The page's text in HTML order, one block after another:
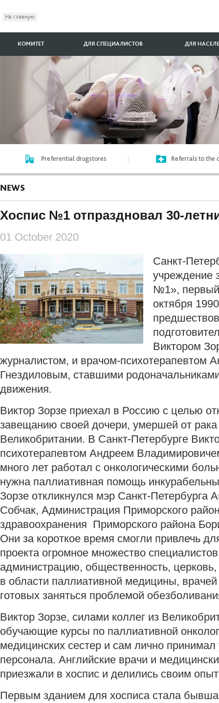
На главную
КОМИТЕТ ДЛЯ СПЕЦИАЛИСТОВ ДЛЯ
Preferential drugstores Referrals to the
NEWS
Хоспис №1 отпраздновал 30-
01 October 2020
Санкт-
учреждение
№1», первый
октября
Виктором
журналистом, и врачом-психотерапевтом
Гнездиловым, ставшими
движения.
Виктор Зорзе приехал в Россию с целью
завещанию своей дочери, умершей от рака
Великобритании. В Санкт-Петербурге
психотерапевтом Андреем
много лет работал с онкологическими
нужна паллиативная помощь
Зорзе откликнулся мэр Санкт-Петербурга
Собчак, Администрация Приморского
здравоохранения Приморского района
Они за короткое время смогли привлечь
проекта огромное множество
администрацию, общественность,
в области паллиативной медицины,
готовых заняться проблемой
Виктор Зорзе, силами коллег из
обучающие курсы по паллиативной
медицинских сестер и сам лично принимал
персонала. Английские врачи и
приезжали в хоспис и делились своим
Первым зданием для хосписа стала